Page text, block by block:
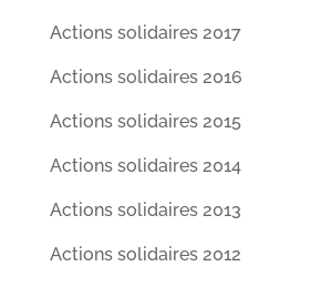
Actions solidaires 2017
Actions solidaires 2016
Actions solidaires 2015
Actions solidaires 2014
Actions solidaires 2013
Actions solidaires 2012